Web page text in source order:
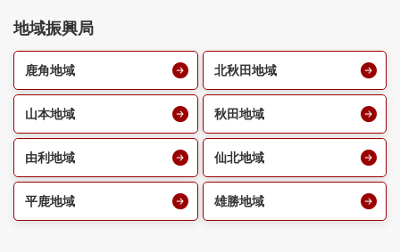
地域振興局
鹿角地域 北秋田地域
山本地域 秋田地域
由利地域 仙北地域
平鹿地域 雄勝地域